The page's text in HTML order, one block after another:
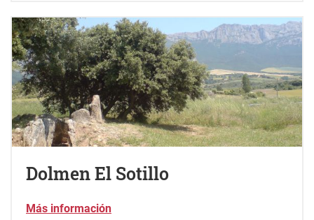
Dolmen El Sotillo
Más información